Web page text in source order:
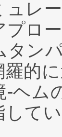
レ
プロ
タン
的
-ヘム
して